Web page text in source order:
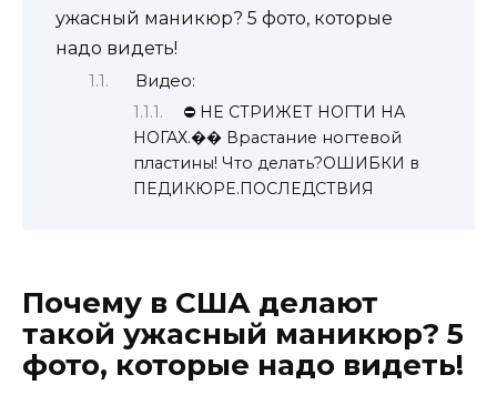
ужасный маникюр? 5 фото, которые
надо видеть!
Видео:
⛔️ НЕ СТРИЖЕТ НОГТИ НА
НОГАХ.�� Врастание ногтевой
пластины! Что делать?ОШИБКИ в
ПЕДИКЮРЕ.ПОСЛЕДСТВИЯ
Почему в США делают
такой ужасный маникюр? 5
фото, которые надо видеть!